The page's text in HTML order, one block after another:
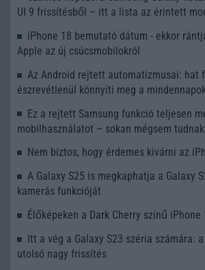
UI 9 frissítésből – itt a lista az érintett
iPhone 18 bemutató dátum - ekkor
Apple az új csúcsmobilokról
Az Android rejtett automatizmusai: hat
észrevétlenül könnyíti meg a
Ez a rejtett Samsung funkció teljesen
mobilhasználatot – sokan mégsem
Nem biztos, hogy érdemes kivárni az
A Galaxy S25 is megkaphatja a Galaxy
kamerás funkcióját
Élőképeken a Dark Cherry színű iPhone
Itt a vég a Galaxy S23 széria számára:
utolsó nagy frissítés